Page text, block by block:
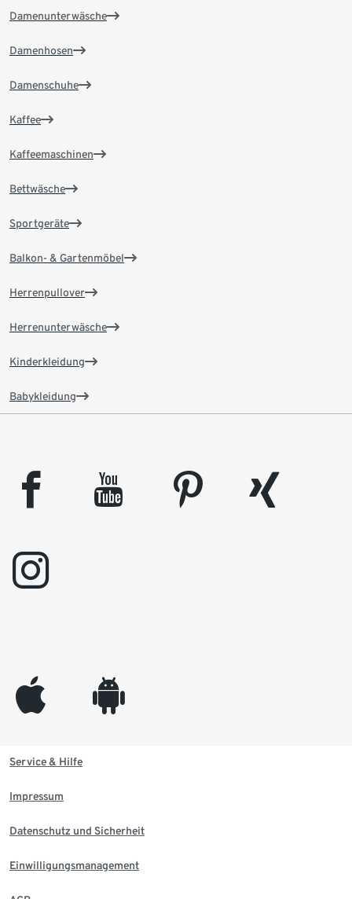
Damenunterwäsche
Damenhosen
Damenschuhe
Kaffee
Kaffeemaschinen
Bettwäsche
Sportgeräte
Balkon- & Gartenmöbel
Herrenpullover
Herrenunterwäsche
Kinderkleidung
Babykleidung
facebook youtube pinterest
xing
instagram
appleinc android
Service & Hilfe
Impressum
Datenschutz und Sicherheit
Einwilligungsmanagement